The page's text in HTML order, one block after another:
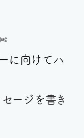
に向けてハ
ージを書き